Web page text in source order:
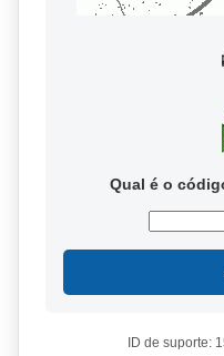
Qual é o
ID de suporte: